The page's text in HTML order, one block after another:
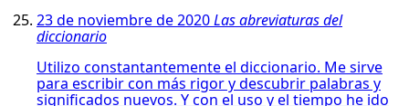
23 de noviembre de 2020Las abreviaturas del
diccionario
Utilizo constantantemente el diccionario. Me sirve
para escribir con más rigor y descubrir palabras y
significados nuevos. Y con el uso y el tiempo he ido